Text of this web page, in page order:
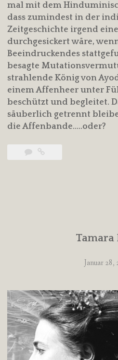
mal mit dem
dass zumindest in der
Zeitgeschichte irgend
durchgesickert wäre,
Beeindruckendes
besagte
strahlende König von
einem Affenheer unter
beschützt und begleitet.
säuberlich getrennt
die Affenbande…..oder?
Tamara
Januar 28,